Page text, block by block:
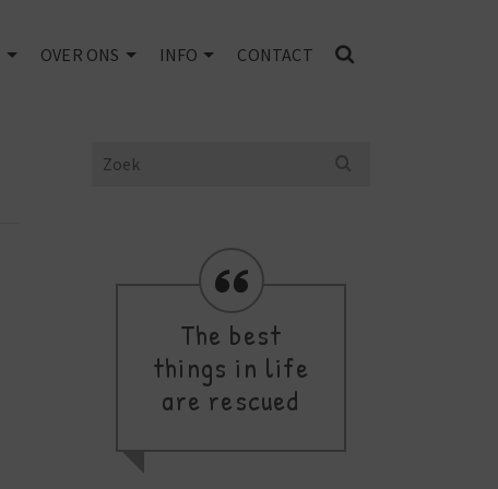
OVER ONS INFO CONTACT
Search
The best
things in life
are rescued